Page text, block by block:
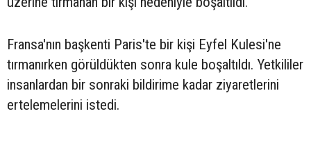
Fransa'nın başkenti Paris'te bir kişi Eyfel Kulesi'ne
tırmanırken görüldükten sonra kule boşaltıldı. Yetkililer
insanlardan bir sonraki bildirime kadar ziyaretlerini
ertelemelerini istedi.